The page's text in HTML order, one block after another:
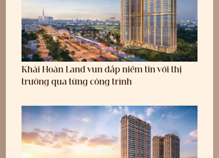
Khải Hoàn Land vun đắp niềm tin với thị
trường qua từng công trình